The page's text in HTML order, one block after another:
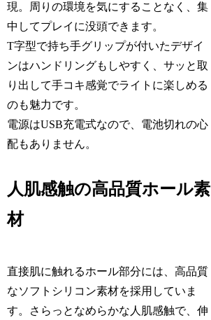
現。周りの環境を気にすることなく、集
中してプレイに没頭できます。
T字型で持ち手グリップが付いたデザイ
ンはハンドリングもしやすく、サッと取
り出して手コキ感覚でライトに楽しめる
のも魅力です。
電源はUSB充電式なので、電池切れの心
配もありません。
人肌感触の高品質ホール素
材
直接肌に触れるホール部分には、高品質
なソフトシリコン素材を採用していま
す。さらっとなめらかな人肌感触で、伸